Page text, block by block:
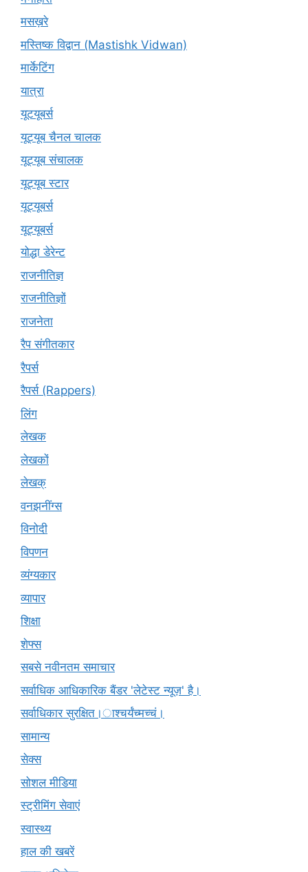
मसख़रे
मस्तिष्क विद्वान (Mastishk Vidwan)
मार्केटिंग
यात्रा
यूटयूबर्स
यूट्यूब चैनल चालक
यूट्यूब संचालक
यूट्यूब स्टार
यूट्यूबर्स
यूट्‍यूबर्स
योद्धा डेरेन्ट
राजनीतिज्ञ
राजनीतिज्ञों
राजनेता
रैप संगीतकार
रैपर्स
रैपर्स (Rappers)
लिंग
लेखक
लेखकों
लेखक्
वनझनींग्स
विनोदी
विपणन
व्यंग्यकार
व्यापार
शिक्षा
शेफ्स
सबसे नवीनतम समाचार
सर्वाधिक आधिकारिक बैंडर 'लेटेस्ट न्यूज़' है।
सर्वाधिकार सुरक्षित।ाश्चर्यंच्मच्चं।
सामान्य
सेक्स
सोशल मीडिया
स्ट्रीमिंग सेवाएं
स्वास्थ्य
हाल की खबरें